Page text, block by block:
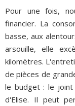
Pour une fois,
financier. La
basse, aux
arsouille, elle
kilomètres.
de pièces de
le budget : le joint
d'Elise. Il peut